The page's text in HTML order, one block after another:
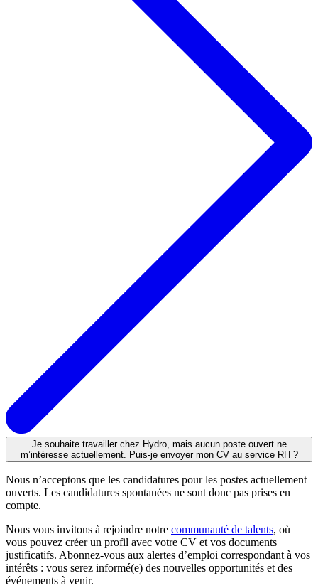
Je souhaite travailler chez Hydro, mais aucun poste ouvert ne
m’intéresse actuellement. Puis-je envoyer mon CV au service RH ?
Nous n’acceptons que les candidatures pour les postes actuellement
ouverts. Les candidatures spontanées ne sont donc pas prises en
compte.
Nous vous invitons à rejoindre notre communauté de talents, où
vous pouvez créer un profil avec votre CV et vos documents
justificatifs. Abonnez-vous aux alertes d’emploi correspondant à vos
intérêts : vous serez informé(e) des nouvelles opportunités et des
événements à venir.